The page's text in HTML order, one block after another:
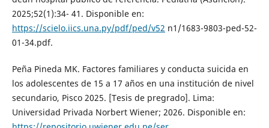
2025;52(1):34- 41. Disponible en:
https://scielo.iics.una.py/pdf/ped/v52 n1/1683-9803-ped-52-
01-34.pdf.
Peña Pineda MK. Factores familiares y conducta suicida en
los adolescentes de 15 a 17 años en una institución de nivel
secundario, Pisco 2025. [Tesis de pregrado]. Lima:
Universidad Privada Norbert Wiener; 2026. Disponible en: